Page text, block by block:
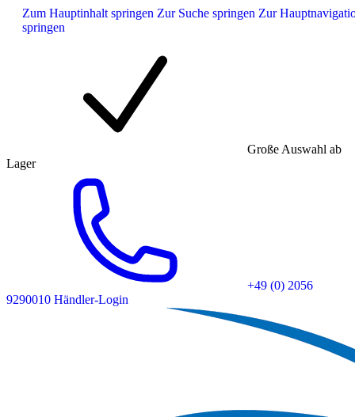
Zum Hauptinhalt springen Zur Suche springen Zur
springen
Große Auswahl ab
Lager
+49 (0) 2056
9290010 Händler-Login